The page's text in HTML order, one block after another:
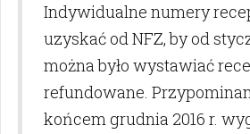
Indywidualne numery
uzyskać od NFZ, by od
można było wystawiać
refundowane.
końcem grudnia 2016 r.